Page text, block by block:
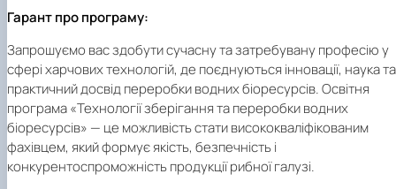
Гарант про програму:
Запрошуємо вас здобути сучасну та затребувану професію у
сфері харчових технологій, де поєднуються інновації, наука та
практичний досвід переробки водних біоресурсів. Освітня
програма «Технології зберігання та переробки водних
біоресурсів» — це можливість стати висококваліфікованим
фахівцем, який формує якість, безпечність і
конкурентоспроможність продукції рибної галузі.